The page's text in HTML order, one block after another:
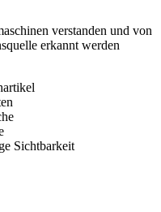
verstanden und von
erkannt werden
Sichtbarkeit